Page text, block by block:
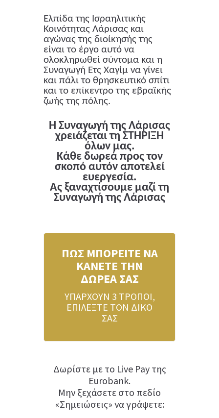
Ελπίδα της Ισραηλιτικής
Κοινότητας Λάρισας και
αγώνας της διοίκησής της
είναι το έργο αυτό να
ολοκληρωθεί σύντομα και η
Συναγωγή Ετς Χαγίμ να γίνει
και πάλι το θρησκευτικό σπίτι
και το επίκεντρο της εβραϊκής
ζωής της πόλης.
Η Συναγωγή της Λάρισας
χρειάζεται τη ΣΤΗΡΙΞΗ
όλων μας.
Κάθε δωρεά προς τον
σκοπό αυτόν αποτελεί
ευεργεσία.
Ας ξαναχτίσουμε μαζί τη
Συναγωγή της Λάρισας
ΠΩΣ ΜΠΟΡΕΙΤΕ ΝΑ
ΚΑΝΕΤΕ ΤΗΝ
ΔΩΡΕΑ ΣΑΣ
ΥΠΑΡΧΟΥΝ 3 ΤΡΟΠΟΙ,
ΕΠΙΛΕΞΤΕ ΤΟΝ ΔΙΚΟ
ΣΑΣ
Δωρίστε με το Live Pay της
Eurobank.
Μην ξεχάσετε στο πεδίο
«Σημειώσεις» να γράψετε: